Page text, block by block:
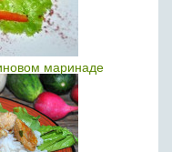
маринаде